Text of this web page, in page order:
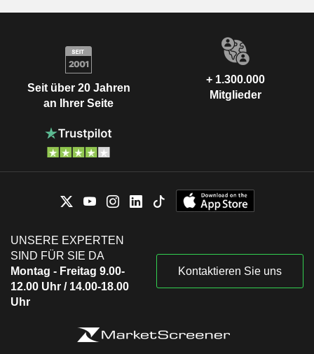
Seit über 20 Jahren
an Ihrer Seite
+ 1.300.000
Mitglieder
UNSERE EXPERTEN
SIND FÜR SIE DA
Montag - Freitag 9.00-
12.00 Uhr / 14.00-18.00
Uhr
Kontaktieren Sie uns